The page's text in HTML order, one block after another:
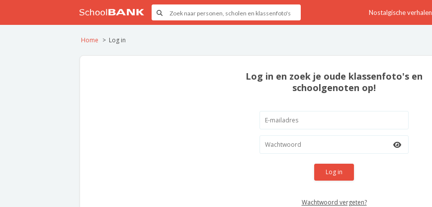
Nostalgische verhalen
Home Log in
Log in en zoek je oude klassenfoto's en
schoolgenoten op!
Log in
Wachtwoord vergeten?